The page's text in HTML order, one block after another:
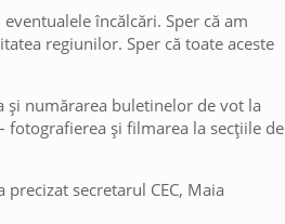
încălcări. Sper că am
regiunilor. Sper că toate aceste
numărarea buletinelor de vot la
fotografierea și filmarea la secțiile de
secretarul CEC, Maia